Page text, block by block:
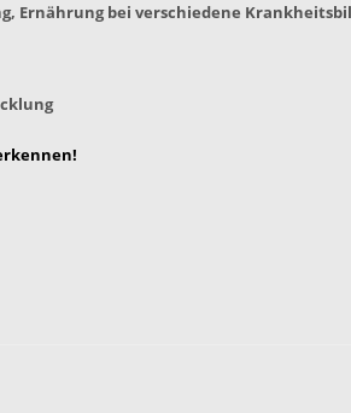
Ernährung bei verschiedene